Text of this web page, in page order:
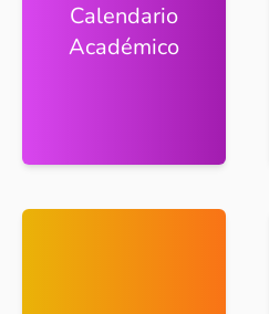
Calendario
Académico